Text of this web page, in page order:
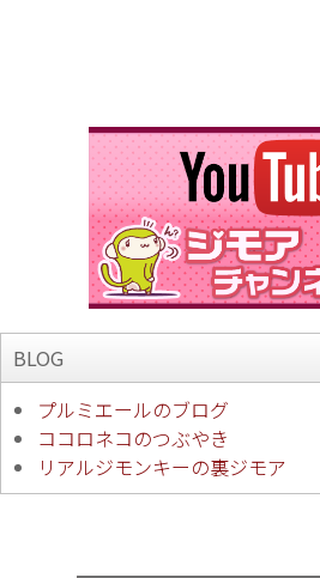
BLOG
プルミエールのブログ
ココロネコのつぶやき
リアルジモンキーの裏ジモア